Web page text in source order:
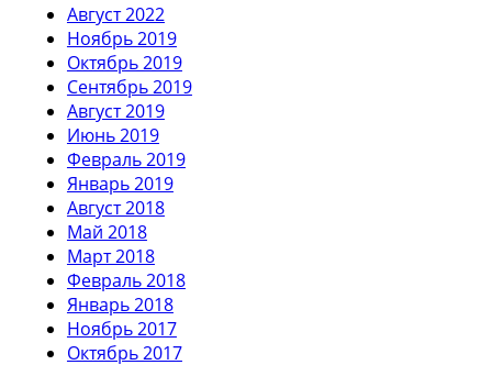
Август 2022
Ноябрь 2019
Октябрь 2019
Сентябрь 2019
Август 2019
Июнь 2019
Февраль 2019
Январь 2019
Август 2018
Май 2018
Март 2018
Февраль 2018
Январь 2018
Ноябрь 2017
Октябрь 2017